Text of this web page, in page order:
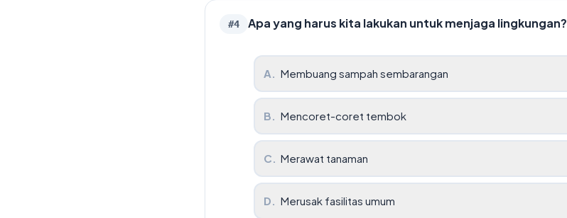
#4 Apa yang harus kita lakukan untuk menjaga lingkungan?
A. Membuang sampah sembarangan
B. Mencoret-coret tembok
C. Merawat tanaman
D. Merusak fasilitas umum